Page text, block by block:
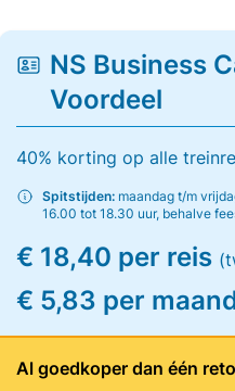
NS Business
Voordeel
40% korting op alle
Spitstijden: maandag t/m
16.00 tot 18.30 uur, behalve
€ 18,40 per reis
€ 5,83 per
Al goedkoper dan één